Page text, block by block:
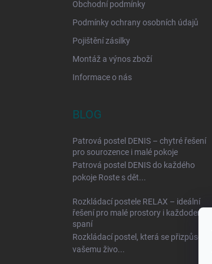
Obchodní podmínky
Podmínky ochrany osobních údajů
Pojištění zásilky
Montáž a výnos zboží
Informace o nás
BLOG
Patrová postel DENIS – chytré řešení
pro sourozence i malé pokoje
Patrová postel DENIS do každého
pokoje Roste s dět...
Rozkládací postele RELAX – ideální
řešení pro malé prostory i každodenní
spaní
Rozkládací postel, která se přizpůsobí
vašemu živo...